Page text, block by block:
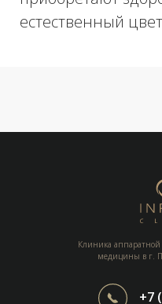
Клиника аппаратной
медицины в г.
+7